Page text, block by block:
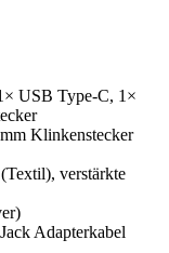
USB Type-C, 1×
Klinkenstecker
verstärkte
Adapterkabel